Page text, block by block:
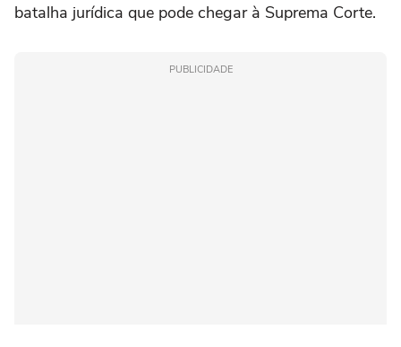
batalha jurídica que pode chegar à Suprema Corte.
PUBLICIDADE